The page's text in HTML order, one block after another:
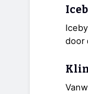
door